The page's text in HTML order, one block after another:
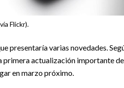
Flickr).
presentaría varias novedades.
primera actualización importante de
en marzo próximo.